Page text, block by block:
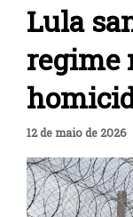
Lula
regime
12 de maio de 2026